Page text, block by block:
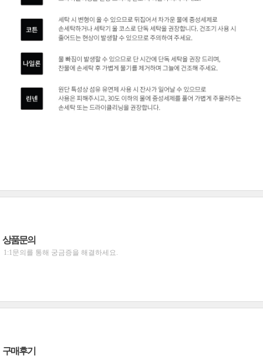
상품문의
1:1문의를 통해 궁금증을 해결하세요.
구매후기